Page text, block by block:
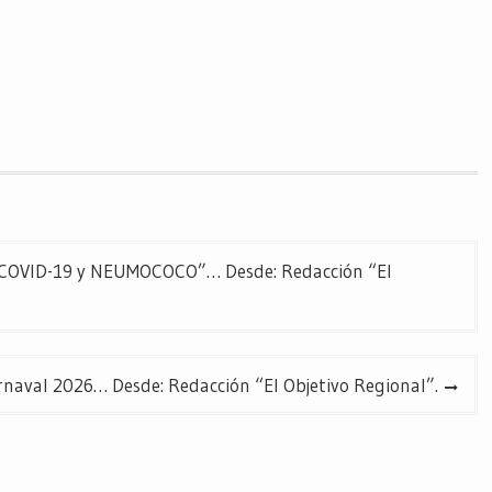
19 y NEUMOCOCO”… Desde: Redacción “El
2026… Desde: Redacción “El Objetivo Regional”.